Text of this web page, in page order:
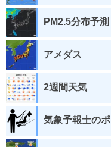
PM2.5分布予測
アメダス
2週間天気
気象予報士の